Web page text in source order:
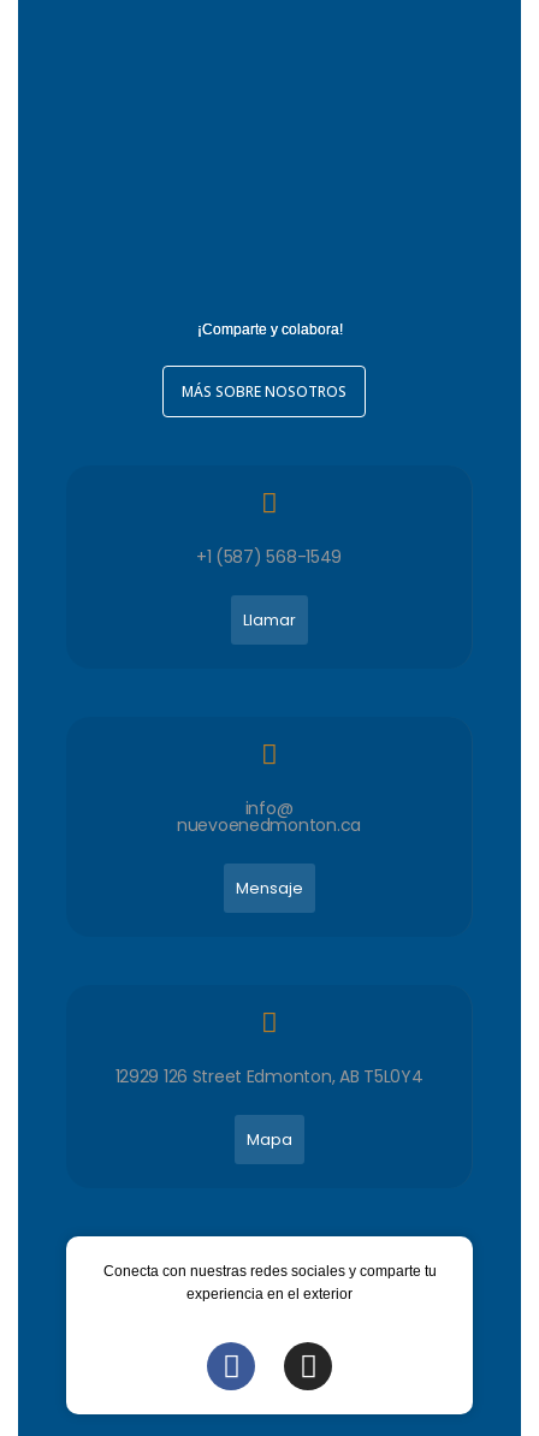
¡Comparte y colabora!
MÁS SOBRE NOSOTROS
+1 (587) 568-1549
Llamar
info@
nuevoenedmonton.ca
Mensaje
12929 126 Street Edmonton, AB T5L0Y4
Mapa
Conecta con nuestras redes sociales y comparte tu
experiencia en el exterior